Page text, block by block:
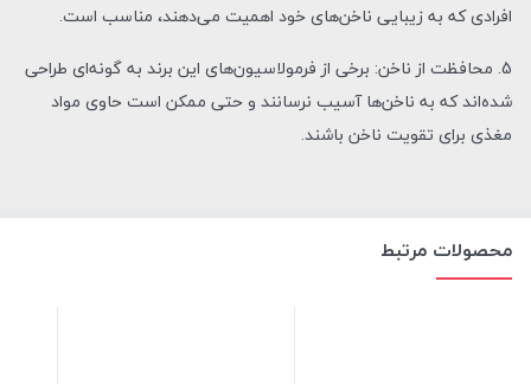
افرادی که به زیبایی ناخن‌های خود اهمیت می‌دهند، مناسب است.
5. محافظت از ناخن: برخی از فرمولاسیون‌های این برند به گونه‌ای طراحی
شده‌اند که به ناخن‌ها آسیب نرسانند و حتی ممکن است حاوی مواد
مغذی برای تقویت ناخن باشند.
محصولات مرتبط